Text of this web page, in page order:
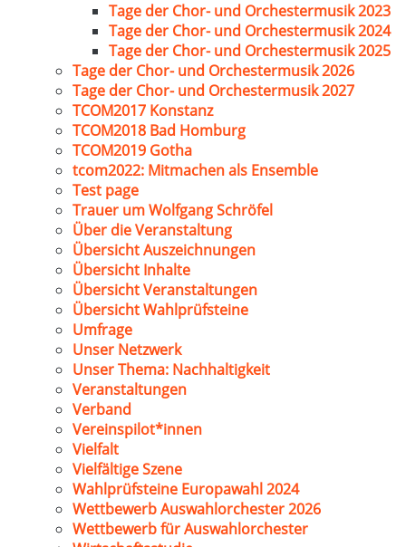
Tage der Chor- und Orchestermusik 2023
Tage der Chor- und Orchestermusik 2024
Tage der Chor- und Orchestermusik 2025
Tage der Chor- und Orchestermusik 2026
Tage der Chor- und Orchestermusik 2027
TCOM2017 Konstanz
TCOM2018 Bad Homburg
TCOM2019 Gotha
tcom2022: Mitmachen als Ensemble
Test page
Trauer um Wolfgang Schröfel
Über die Veranstaltung
Übersicht Auszeichnungen
Übersicht Inhalte
Übersicht Veranstaltungen
Übersicht Wahlprüfsteine
Umfrage
Unser Netzwerk
Unser Thema: Nachhaltigkeit
Veranstaltungen
Verband
Vereinspilot*innen
Vielfalt
Vielfältige Szene
Wahlprüfsteine Europawahl 2024
Wettbewerb Auswahlorchester 2026
Wettbewerb für Auswahlorchester